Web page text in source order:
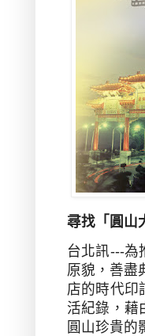
尋找「圓山
台北訊---為
原貌，善盡
店的時代印
活紀錄，藉
圓山珍貴的